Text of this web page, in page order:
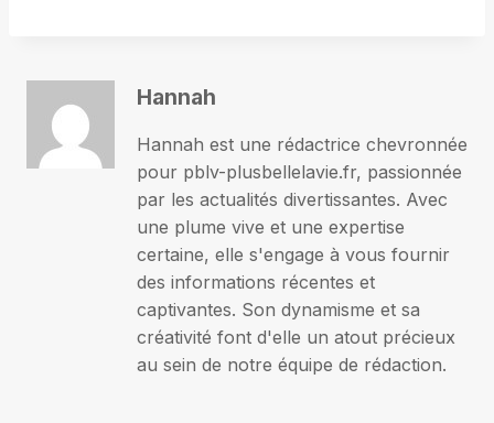
Hannah
Hannah est une rédactrice chevronnée
pour pblv-plusbellelavie.fr, passionnée
par les actualités divertissantes. Avec
une plume vive et une expertise
certaine, elle s'engage à vous fournir
des informations récentes et
captivantes. Son dynamisme et sa
créativité font d'elle un atout précieux
au sein de notre équipe de rédaction.